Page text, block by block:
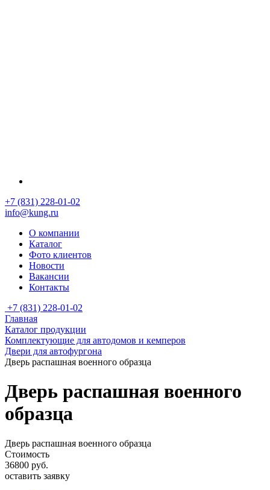
+7 (831) 228-01-02
info@kung.ru
О компании
Каталог
Фото клиентов
Новости
Вакансии
Контакты
+7 (831) 228-01-02
Главная
Каталог продукции
Комплектующие для автодомов и кемперов
Двери для автофургона
Дверь распашная военного образца
Дверь распашная военного
образца
Дверь распашная военного образца
Стоимость
36800 руб.
оставить заявку